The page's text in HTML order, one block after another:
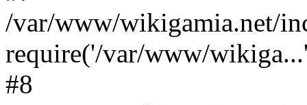
/var/www/wikigamia.net/
require('/var/www/
#8